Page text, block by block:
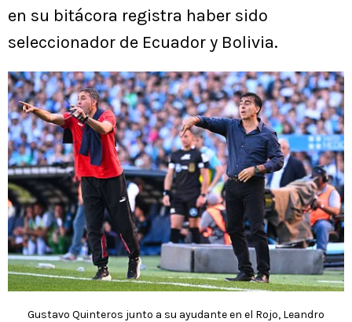
en su bitácora registra haber sido
seleccionador de Ecuador y Bolivia.
Gustavo Quinteros junto a su ayudante en el Rojo, Leandro